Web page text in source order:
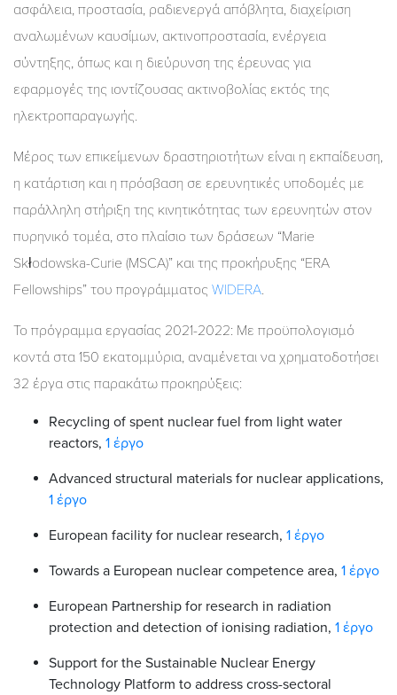
ασφάλεια, προστασία, ραδιενεργά απόβλητα, διαχείριση
αναλωμένων καυσίμων, ακτινοπροστασία, ενέργεια
σύντηξης, όπως και η διεύρυνση της έρευνας για
εφαρμογές της ιοντίζουσας ακτινοβολίας εκτός της
ηλεκτροπαραγωγής.
Μέρος των επικείμενων δραστηριοτήτων είναι η εκπαίδευση,
η κατάρτιση και η πρόσβαση σε ερευνητικές υποδομές με
παράλληλη στήριξη της κινητικότητας των ερευνητών στον
πυρηνικό τομέα, στο πλαίσιο των δράσεων “Marie
Skłodowska-Curie (MSCA)” και της προκήρυξης “ERA
Fellowships” του προγράμματος WIDERA.
Το πρόγραμμα εργασίας 2021-2022: Με προϋπολογισμό
κοντά στα 150 εκατομμύρια, αναμένεται να χρηματοδοτήσει
32 έργα στις παρακάτω προκηρύξεις:
Recycling of spent nuclear fuel from light water
reactors, 1 έργο
Advanced structural materials for nuclear applications,
1 έργο
European facility for nuclear research, 1 έργο
Towards a European nuclear competence area, 1 έργο
European Partnership for research in radiation
protection and detection of ionising radiation, 1 έργο
Support for the Sustainable Nuclear Energy
Technology Platform to address cross-sectoral